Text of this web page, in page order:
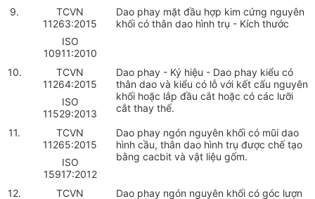
9.
TCVN
11263:2015
ISO
10911:2010
Dao phay mặt đầu hợp kim cứng nguyên
khối có thân dao hình trụ - Kích thước
10.
TCVN
11264:2015
ISO
11529:2013
Dao phay - Ký hiệu - Dao phay kiểu có
thân dao và kiểu có lỗ với kết cấu nguyên
khối hoặc lắp đầu cắt hoặc có các lưỡi
cắt thay thế.
11.
TCVN
11265:2015
ISO
15917:2012
Dao phay ngón nguyên khối có mũi dao
hình cầu, thân dao hình trụ được chế tạo
bằng cacbit và vật liệu gốm.
12. TCVN Dao phay ngón nguyên khối có góc lượn